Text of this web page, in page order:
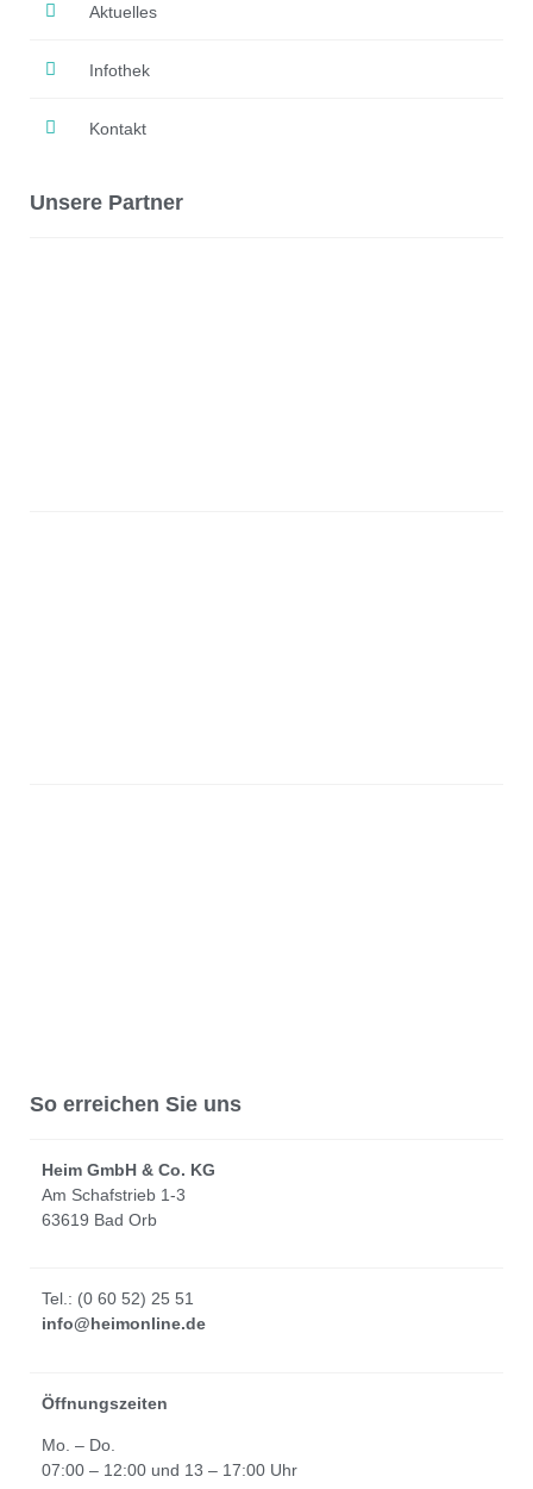
Aktuelles
Infothek
Kontakt
Unsere Partner
So erreichen Sie uns
Heim GmbH & Co. KG
Am Schafstrieb 1-3
63619 Bad Orb
Tel.: (0 60 52) 25 51
info@heimonline.de
Öffnungszeiten
Mo. – Do.
07:00 – 12:00 und 13 – 17:00 Uhr